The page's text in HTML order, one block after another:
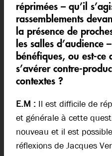
réprimées – qu’il
rassemblements
la présence de
les salles d’audience
bénéfiques, ou est-
s’avérer contre-
contextes ?
E.M : Il est difficile de
et générale à cette
nouveau et il est
réflexions de Jacques